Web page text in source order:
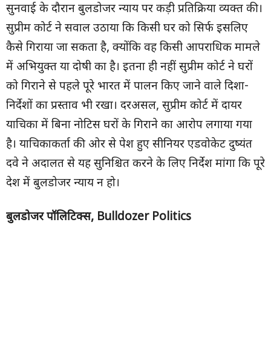
सुनवाई के दौरान बुलडोजर न्याय पर कड़ी प्रतिक्रिया व्यक्त की।
सुप्रीम कोर्ट ने सवाल उठाया कि किसी घर को सिर्फ इसलिए
कैसे गिराया जा सकता है, क्योंकि वह किसी आपराधिक मामले
में अभियुक्त या दोषी का है। इतना ही नहीं सुप्रीम कोर्ट ने घरों
को गिराने से पहले पूरे भारत में पालन किए जाने वाले दिशा-
निर्देशों का प्रस्ताव भी रखा। दरअसल, सुप्रीम कोर्ट में दायर
याचिका में बिना नोटिस घरों के गिराने का आरोप लगाया गया
है। याचिकाकर्ता की ओर से पेश हुए सीनियर एडवोकेट दुष्यंत
दवे ने अदालत से यह सुनिश्चित करने के लिए निर्देश मांगा कि पूरे
देश में बुलडोजर न्याय न हो।
बुलडोजर पॉलिटिक्स, Bulldozer Politics